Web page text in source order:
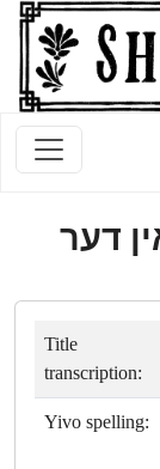
דער
Title
transcription:
Yivo spelling: